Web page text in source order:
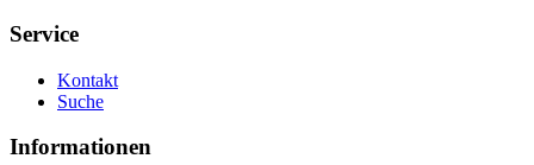
Service
Kontakt
Suche
Informationen